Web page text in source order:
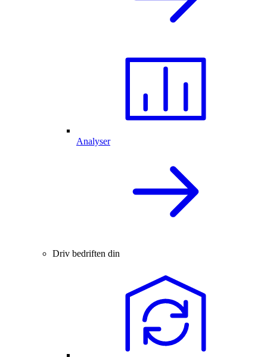
Analyser
Driv bedriften din